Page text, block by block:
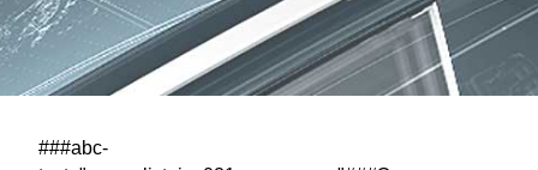
###abc-
Рубрики»
Правила»